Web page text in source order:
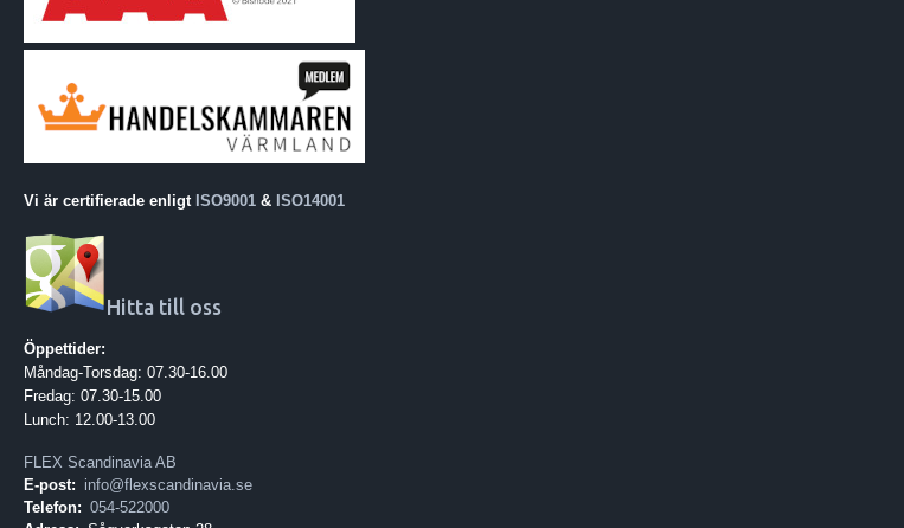
Vi är certifierade enligt ISO9001 & ISO14001
Hitta till oss
Öppettider:
Måndag-Torsdag: 07.30-16.00
Fredag: 07.30-15.00
Lunch: 12.00-13.00
FLEX Scandinavia AB
E-post: info@flexscandinavia.se
Telefon: 054-522000